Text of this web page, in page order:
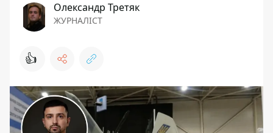
Олександр Третяк
ЖУРНАЛІСТ
👍